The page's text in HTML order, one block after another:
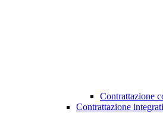
Contrattazione
Contrattazione